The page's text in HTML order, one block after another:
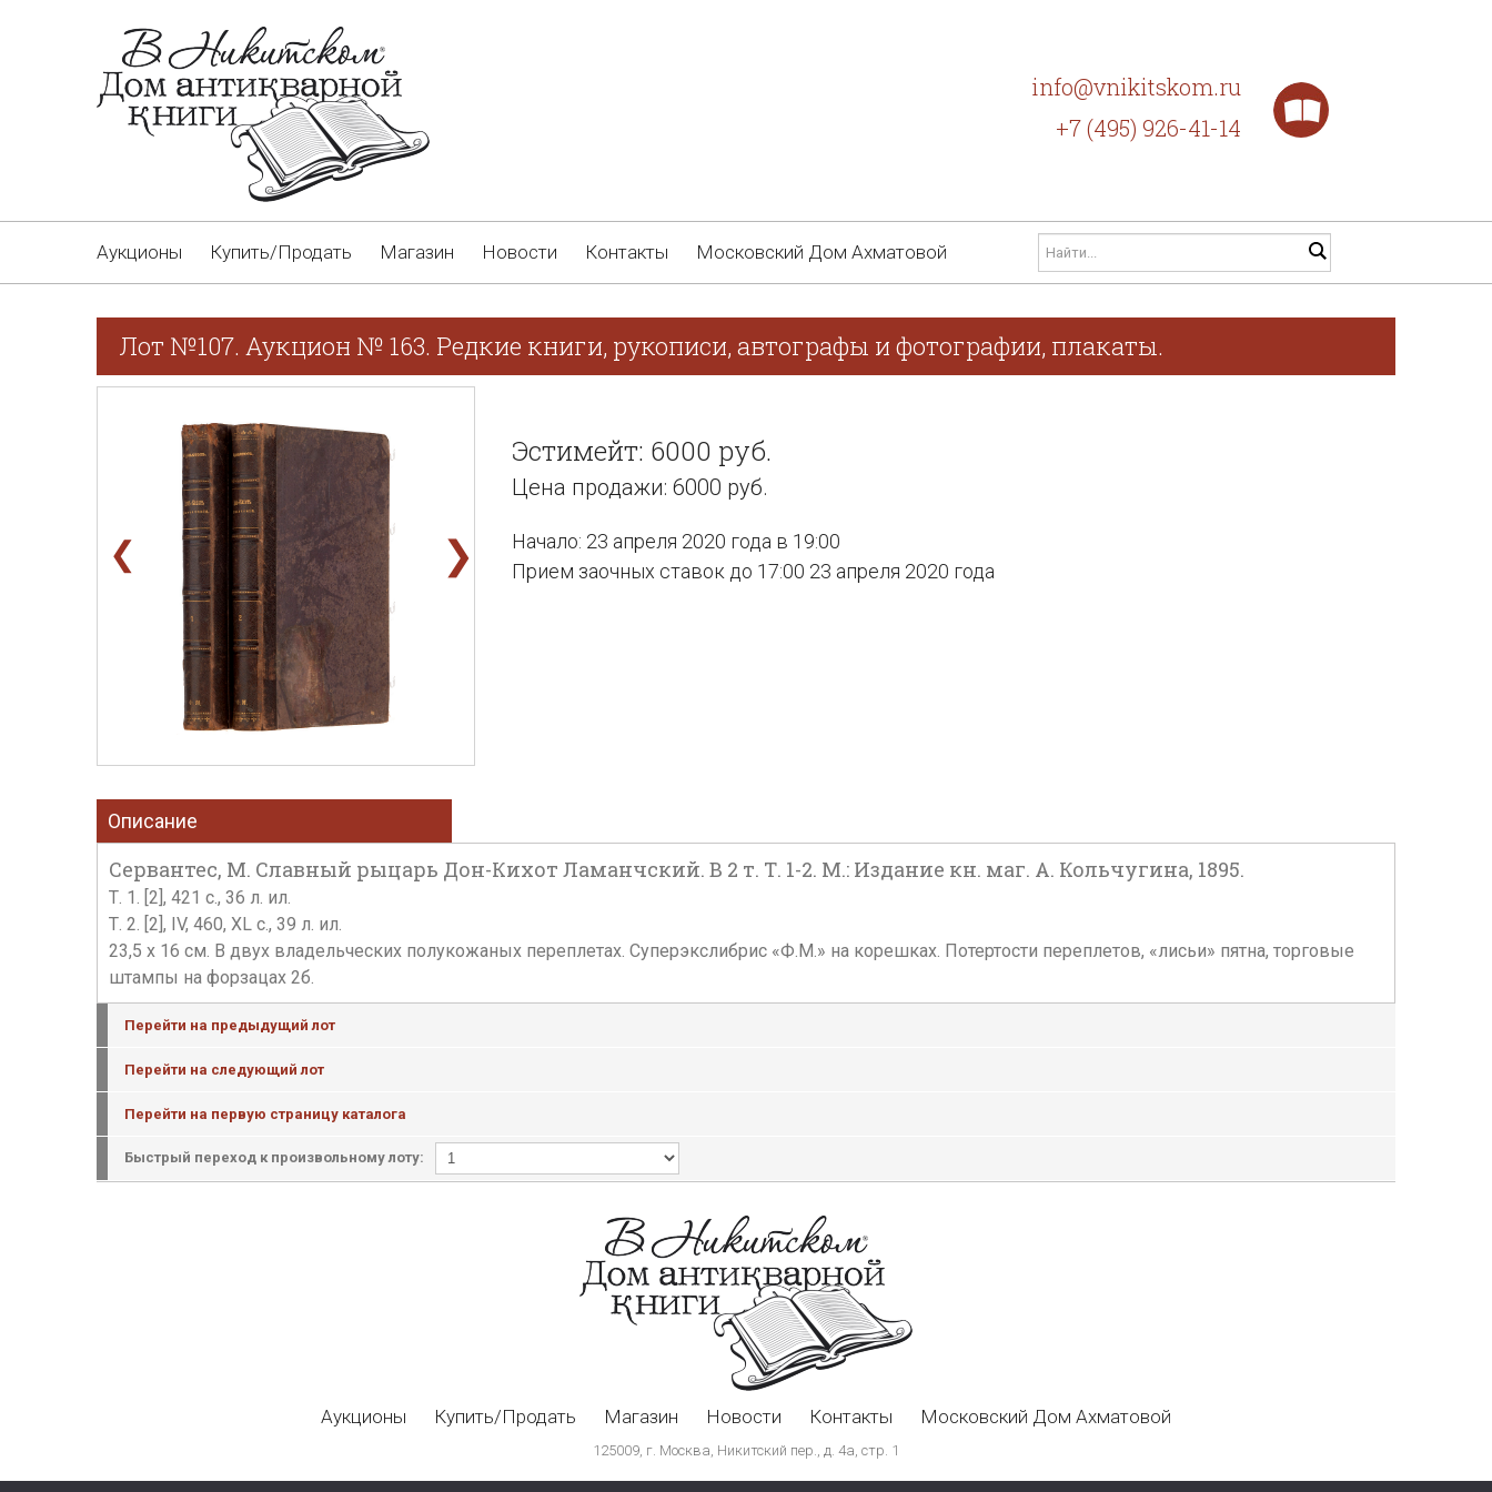
info@vnikitskom.ru
+7 (495) 926-41-14
Аукционы Купить/Продать Магазин Новости Контакты Московский Дом Ахматовой
Лот №107. Аукцион № 163. Редкие книги, рукописи, автографы и фотографии, плакаты.
❮ ❯
Эстимейт: 6000 руб.
Цена продажи: 6000 руб.
Начало: 23 апреля 2020 года в 19:00
Прием заочных ставок до 17:00 23 апреля 2020 года
Описание
Сервантес, М. Славный рыцарь Дон-Кихот Ламанчский. В 2 т. Т. 1-2. М.: Издание кн. маг. А. Кольчугина, 1895.
Т. 1. [2], 421 с., 36 л. ил.
Т. 2. [2], IV, 460, XL с., 39 л. ил.
23,5 x 16 см. В двух владельческих полукожаных переплетах. Суперэкслибрис «Ф.М.» на корешках. Потертости переплетов, «лисьи» пятна, торговые
штампы на форзацах 2б.
Перейти на предыдущий лот
Перейти на следующий лот
Перейти на первую страницу каталога
Быстрый переход к произвольному лоту:
Аукционы Купить/Продать Магазин Новости Контакты Московский Дом Ахматовой
125009, г. Москва, Никитский пер., д. 4а, стр. 1